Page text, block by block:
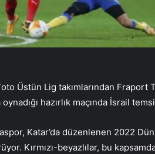
Üstün Lig takımlarından Fraport
hazırlık maçında İsrail
Katar’da düzenlenen 2022
Kırmızı-beyazlılar, bu